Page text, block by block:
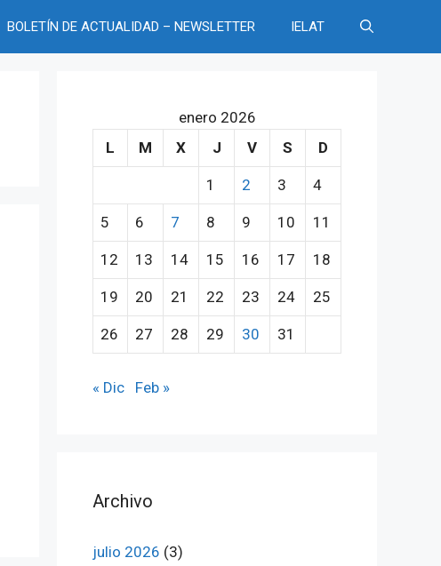
BOLETÍN DE ACTUALIDAD – NEWSLETTER IELAT
enero 2026
L
M X J V S D
1 2 3 4
5 6 7 8 9 10 11
12 13 14 15 16 17 18
19 20 21 22 23 24 25
26 27 28 29 30 31
« Dic Feb »
Archivo
julio 2026 (3)